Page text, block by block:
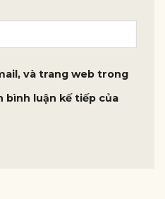
và trang web trong
bình luận kế tiếp của